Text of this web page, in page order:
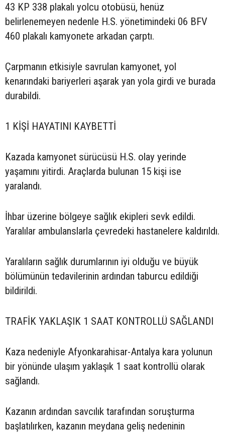
43 KP 338 plakalı yolcu otobüsü, henüz
belirlenemeyen nedenle H.S. yönetimindeki 06 BFV
460 plakalı kamyonete arkadan çarptı.
Çarpmanın etkisiyle savrulan kamyonet, yol
kenarındaki bariyerleri aşarak yan yola girdi ve burada
durabildi.
1 KİŞİ HAYATINI KAYBETTİ
Kazada kamyonet sürücüsü H.S. olay yerinde
yaşamını yitirdi. Araçlarda bulunan 15 kişi ise
yaralandı.
İhbar üzerine bölgeye sağlık ekipleri sevk edildi.
Yaralılar ambulanslarla çevredeki hastanelere kaldırıldı.
Yaralıların sağlık durumlarının iyi olduğu ve büyük
bölümünün tedavilerinin ardından taburcu edildiği
bildirildi.
TRAFİK YAKLAŞIK 1 SAAT KONTROLLÜ SAĞLANDI
Kaza nedeniyle Afyonkarahisar-Antalya kara yolunun
bir yönünde ulaşım yaklaşık 1 saat kontrollü olarak
sağlandı.
Kazanın ardından savcılık tarafından soruşturma
başlatılırken, kazanın meydana geliş nedeninin